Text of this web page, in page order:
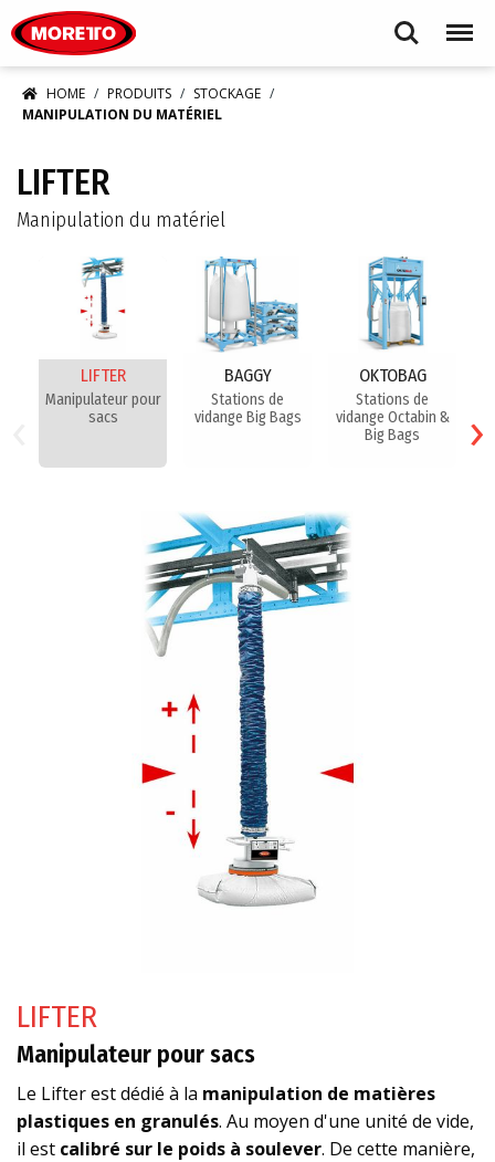
Search Menu
HOME PRODUITS
STOCKAGE
MANIPULATION DU MATÉRIEL
LIFTER
Manipulation du matériel
LIFTER
Manipulateur pour
sacs
BAGGY
Stations de
vidange Big Bags
OKTOBAG
Stations de
vidange Octabin &
Big Bags
›
LIFTER
Manipulateur pour sacs
Le Lifter est dédié à la manipulation de matières
plastiques en granulés. Au moyen d'une unité de vide,
il est calibré sur le poids à soulever. De cette manière,